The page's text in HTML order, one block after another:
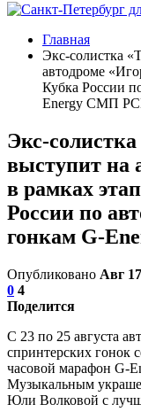
Главная
Экс-солистка
автодроме
Кубка России
Energy СМП
Экс-
выступит на
в рамках
России по
гонкам G-
Опубликовано Авг
0 4
Поделится
С 23 по 25 августа
спринтерских
часовой марафон
Музыкальным
Юли Волковой с